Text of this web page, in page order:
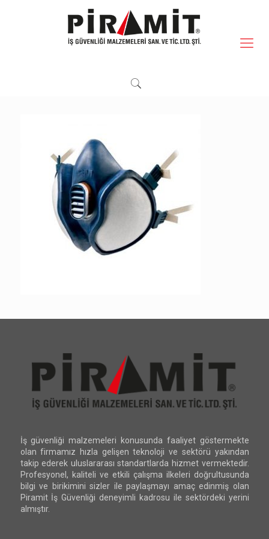
İş güvenliği malzemeleri konusunda faaliyet göstermekte
olan firmamız hızla gelişen teknoloji ve sektörü yakından
takip ederek uluslararası standartlarda hizmet vermektedir.
Profesyonel, kaliteli ve etkili çalışma ilkeleri doğrultusunda
bilgi ve birikimini sizler ile paylaşmayı amaç edinmiş olan
Piramit İş Güvenliği deneyimli kadrosu ile sektördeki yerini
almıştır.